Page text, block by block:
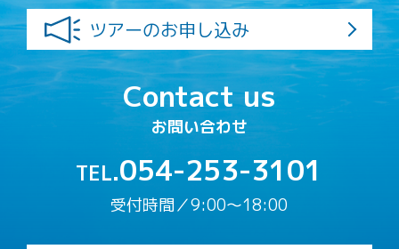
ツアーのお申し込み
Contact us
お問い合わせ
TEL.054-253-3101
受付時間／9:00〜18:00